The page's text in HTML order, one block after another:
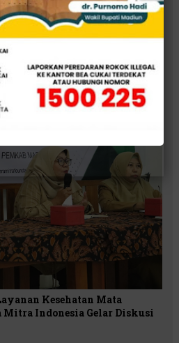
Dimulai, Pemkab Ngawi
Tanpa Ganggu Aktivitas
Kesehatan Mata
Indonesia Gelar Diskusi